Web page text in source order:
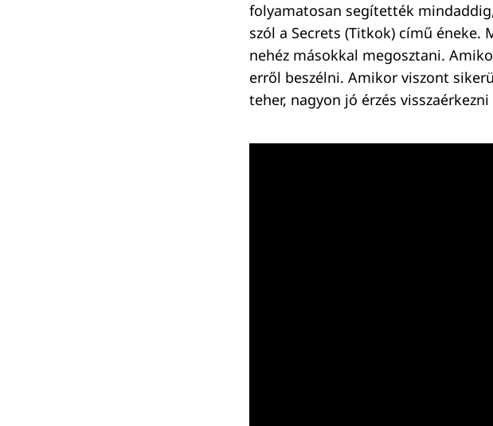
folyamatosan segítették
szól a Secrets (Titkok) című
nehéz másokkal megosztani.
erről beszélni. Amikor viszont
teher, nagyon jó érzés